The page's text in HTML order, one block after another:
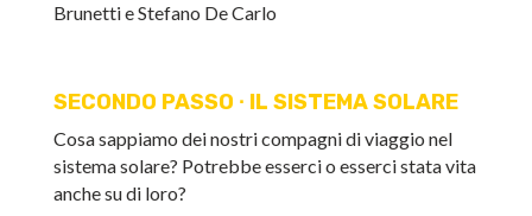
Brunetti e Stefano De Carlo
SECONDO PASSO ∙ IL SISTEMA SOLARE
Cosa sappiamo dei nostri compagni di viaggio nel
sistema solare? Potrebbe esserci o esserci stata vita
anche su di loro?